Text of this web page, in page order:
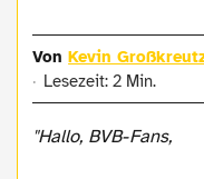
VonKevin
Lesezeit: 2 Min.
"Hallo, BVB-Fans,